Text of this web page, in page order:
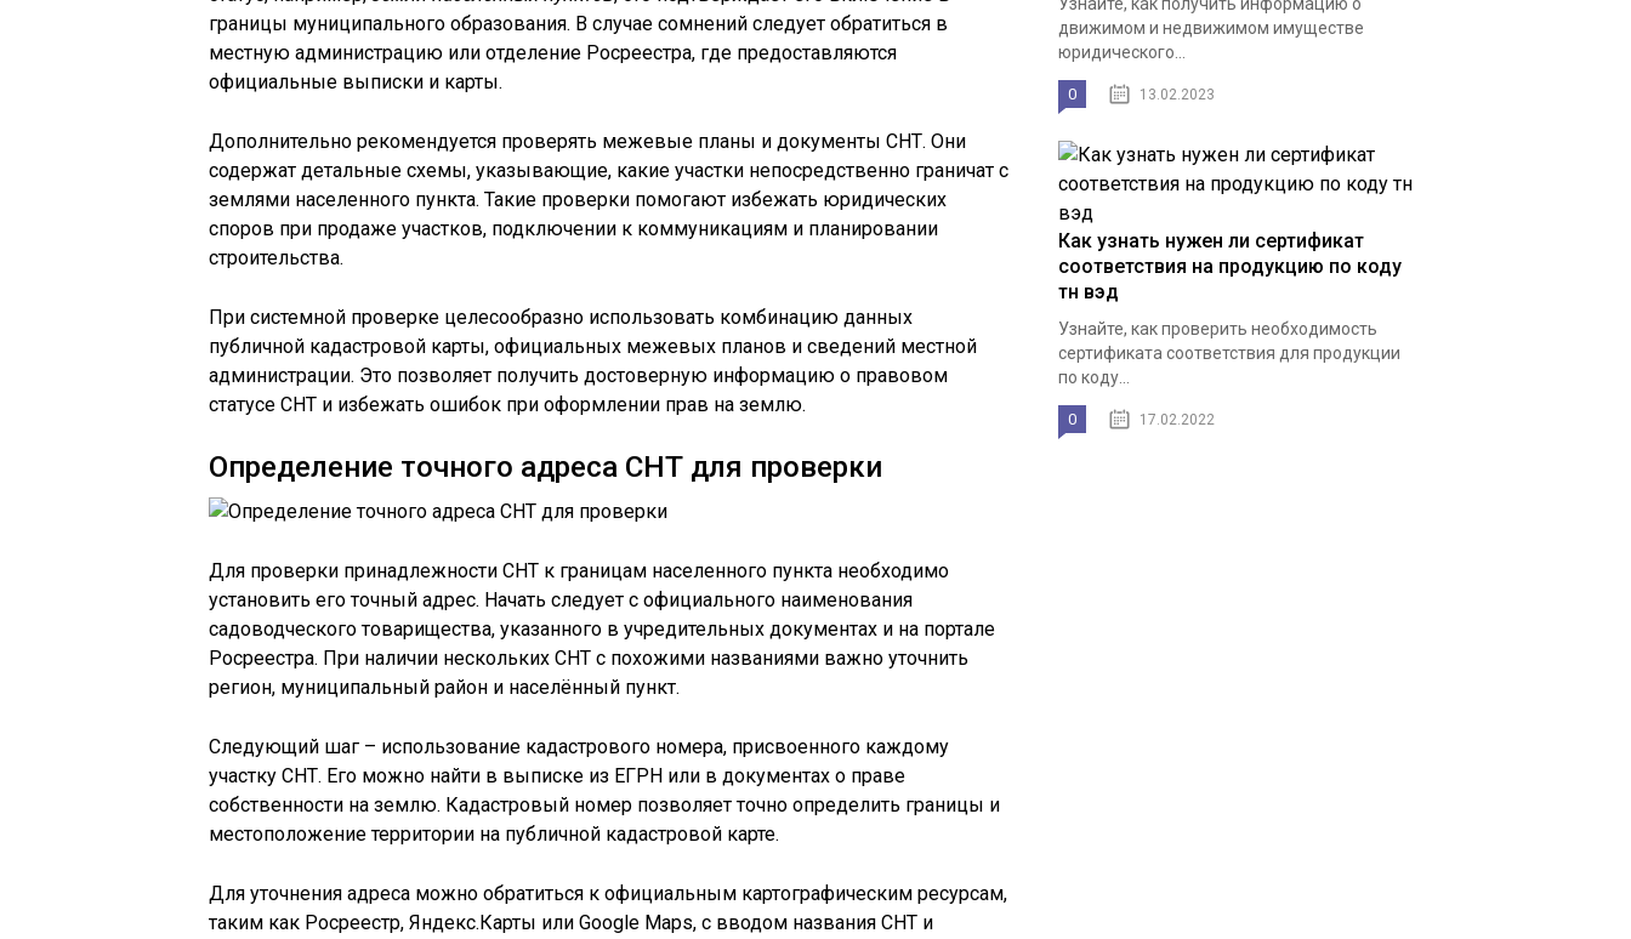
границы муниципального образования. В случае сомнений следует обратиться в
местную администрацию или отделение Росреестра, где предоставляются
официальные выписки и карты.
Дополнительно рекомендуется проверять межевые планы и документы СНТ. Они
содержат детальные схемы, указывающие, какие участки непосредственно граничат с
землями населенного пункта. Такие проверки помогают избежать юридических
споров при продаже участков, подключении к коммуникациям и планировании
строительства.
При системной проверке целесообразно использовать комбинацию данных
публичной кадастровой карты, официальных межевых планов и сведений местной
администрации. Это позволяет получить достоверную информацию о правовом
статусе СНТ и избежать ошибок при оформлении прав на землю.
Определение точного адреса СНТ для проверки
Для проверки принадлежности СНТ к границам населенного пункта необходимо
установить его точный адрес. Начать следует с официального наименования
садоводческого товарищества, указанного в учредительных документах и на портале
Росреестра. При наличии нескольких СНТ с похожими названиями важно уточнить
регион, муниципальный район и населённый пункт.
Следующий шаг – использование кадастрового номера, присвоенного каждому
участку СНТ. Его можно найти в выписке из ЕГРН или в документах о праве
собственности на землю. Кадастровый номер позволяет точно определить границы и
местоположение территории на публичной кадастровой карте.
Для уточнения адреса можно обратиться к официальным картографическим ресурсам,
таким как Росреестр, Яндекс.Карты или Google Maps, с вводом названия СНТ и
движимом и недвижимом имуществе
юридического...
0 13.02.2023
Как узнать нужен ли сертификат
соответствия на продукцию по коду
тн вэд
Узнайте, как проверить необходимость
сертификата соответствия для продукции
по коду...
0 17.02.2022